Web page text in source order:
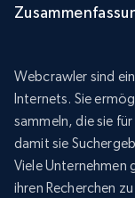
Webcrawler sind
Internets. Sie
sammeln, die sie
damit sie
Viele Unternehmen
ihren Recherchen